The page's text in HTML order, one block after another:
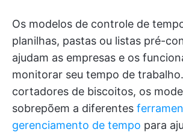
Os modelos de controle de
planilhas, pastas ou listas pré-
ajudam as empresas e os
monitorar seu tempo de
cortadores de biscoitos, os
sobrepõem a diferentes
gerenciamento de tempo para